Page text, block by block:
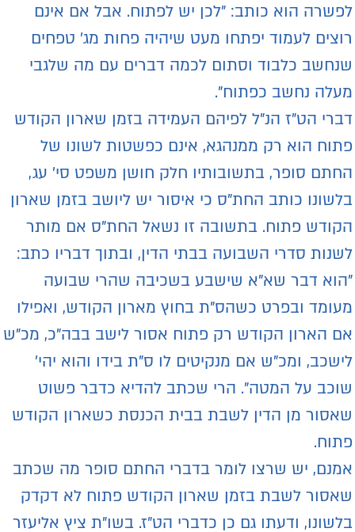
הוא כותב: "לכן יש לפתוח. אבל אם אינם
לעמוד יפתחו מעט שיהיה פחות מג' טפחים
כלבוד וסתום לכמה דברים עם מה שלגבי
נחשב כפתוח".
הט"ז הנ"ל לפיהם העמידה בזמן שארון הקודש
הוא רק ממנהגא, אינם כפשטות לשונו של
סופר, בתשובותיו חלק חושן משפט סי' עג,
כותב החת"ס כי איסור יש ליושב בזמן שארון
פתוח. בתשובה זו נשאל החת"ס אם מותר
סדרי השבועה בבתי הדין, ובתוך דבריו כתב:
דבר שא"א שישבע בשכיבה שהרי שבועה
ובפרט כשהס"ת בחוץ מארון הקודש, ואפילו
הארון הקודש רק פתוח אסור לישב בבה"כ, מכ"ש
ומכ"ש אם מנקיטים לו ס"ת בידו והוא יהי'
על המטה". הרי שכתב להדיא כדבר פשוט
מן הדין לשבת בבית הכנסת כשארון הקודש
יש שרצו לומר בדברי החתם סופר מה שכתב
לשבת בזמן שארון הקודש פתוח לא דקדק
ודעתו גם כן כדברי הט"ז. בשו"ת ציץ אליעזר